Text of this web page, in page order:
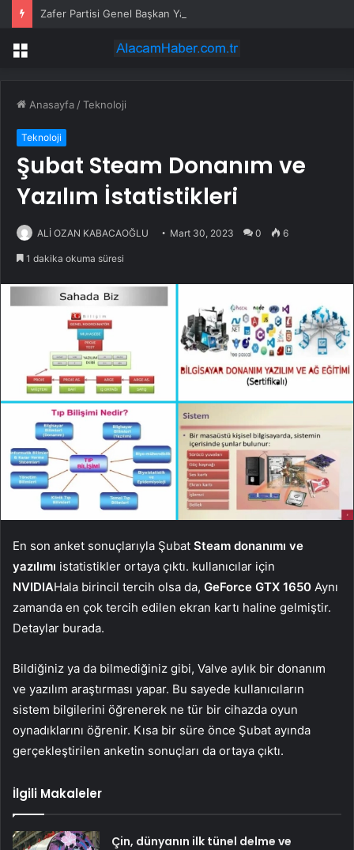
Menü
Anasayfa /Teknoloji
Teknoloji
Şubat Steam Donanım ve
Yazılım İstatistikleri
ALİ OZAN KABACAOĞLU Mart 30, 2023 0 6
1 dakika okuma süresi
En son anket sonuçlarıyla Şubat Steam donanımı ve
yazılımı istatistikler ortaya çıktı. kullanıcılar için
NVIDIAHala birincil tercih olsa da, GeForce GTX 1650 Aynı
zamanda en çok tercih edilen ekran kartı haline gelmiştir.
Detaylar burada.
Bildiğiniz ya da bilmediğiniz gibi, Valve aylık bir donanım
ve yazılım araştırması yapar. Bu sayede kullanıcıların
sistem bilgilerini öğrenerek ne tür bir cihazda oyun
oynadıklarını öğrenir. Kısa bir süre önce Şubat ayında
gerçekleştirilen anketin sonuçları da ortaya çıktı.
İlgili Makaleler
Çin, dünyanın ilk tünel delme ve